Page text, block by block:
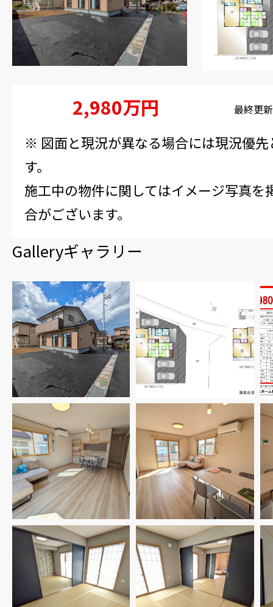
2,980万円 最終更
※ 図面と現況が異なる場合には現況優
す。
施工中の物件に関してはイメージ写真を
合がございます。
Galleryギャラリー